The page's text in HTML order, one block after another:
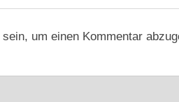
sein, um einen Kommentar